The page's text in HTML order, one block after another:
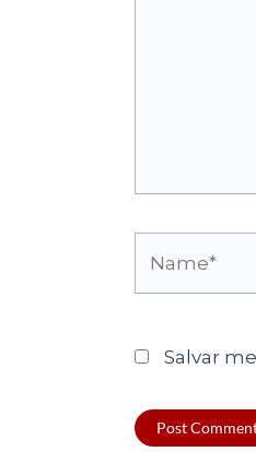
Salvar